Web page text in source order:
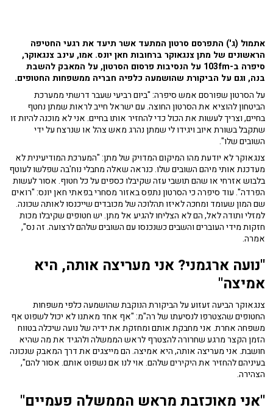
אתמול (ג') התפרסם סרטון המתעד אשר תיעד את רגעי החטיפה
הראשונים של מתן צנגאוקר ברחובות חאן יונס. אמו, עינב צנגאוקר,
סיפרה ב-103fm על הנסיבות פרסום הסרטון, על המאבק להשבת
בנה, וגם על הביקורת שהושמעה כלפיה חבריה ממשפחות החטופים.
על הסרטון שפורסם אמש סיפרה: "ביום רביעי שעבר דרשתי ממערכת
הביטחון להוציא את הסרטון החוצה. עם ישראל חייב לראות שמתן נחטף
בחיים, וצריך לעשות את הכול כדי להחזיר אותו בחיים. אני לא מוכנה להיות זו
שתקבל בשורת איוב ויגידו לי שמתן נהרג מאש צהל או שנרצח על ידי
השובים שלו".
צנגאוקר לא יודעת מהו המיקום המדויק של מתן: "המערכת המודיעינית לא
מעדכנת אותי מיהם השובים שלו. כנראה שאלה מחבלי נוח'בה שפלשו לעוטף
בלבוש אזרחי או שהם תושבי עזה שקיבלו כספים על כל חטוף. אסור לעשות
הפרדה". עוד סיפרה כי הסרטון נתפס באזור מסחרי בפאתי חאן יונס: "רואים
שם המון שעומד ומחכה לאיזו תהלוכה של מכובדים שייכנסו לאותה שכונה.
למזלי ותודה לאל, הם לא הצליחו להגיע אל מתן. יש חטופים שקיבלו מכות
חזקות מידי העוברים והשבים כשנכנסו עם השובים שלהם לרצועה. זה נס",
אמרה.
"נועה ארגמני? אני מעריצה אותה, היא
אמיצה"
צנגאוקר הביעה זעזוע על הביקורת הנוקבת שהושמעה כלפי משפחות
החטופים שהצטרפו לנסיעתו של רה"מ: "אף אחד מאתנו לא יכול לשפוט אף
משפחה אחרת. אני מחבקת אותם ומחזקת את ידיה של נועה שיכלה בטווח
הזמן הקצר מרגע שחרורה להצטרף לראש הממשלה ולהגיד את מה שהיא
חושבת. אני מעריצה אותה, היא אמיצה. הם מייצגים את דרך המאבק שנכונה
בעיניהם להחזיר את היקירים שלהם. אוי לנו אם נשפוט אותם. אסור להם",
הצהירה.
"אני מאוכזבת מראש הממשלה פעמיים"